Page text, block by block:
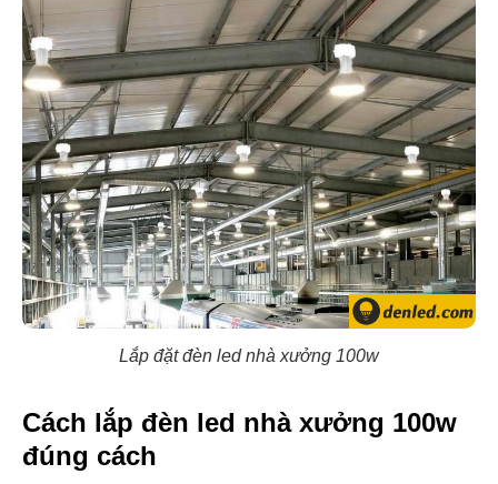
Lắp đặt đèn led nhà xưởng 100w
Cách lắp đèn led nhà xưởng 100w
đúng cách